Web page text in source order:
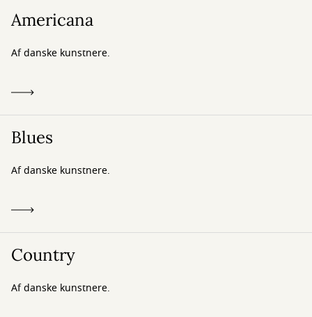
Americana
Af danske kunstnere.
Blues
Af danske kunstnere.
Country
Af danske kunstnere.